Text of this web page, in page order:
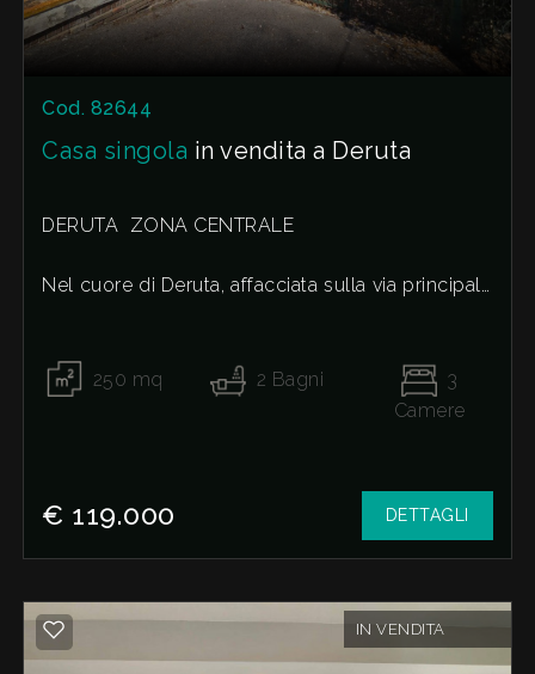
Cod. 82644
Casa singola in vendita a Deruta
DERUTA  ZONA CENTRALE
Nel cuore di Deruta, affacciata sulla via principale
che rappresenta una straordinaria opportunità
per chi desidera realizzare un'abitazione su
L'immobile, da ristrutturare internamente, si
presenta in buone condizioni strutturali, con tetto
consentendo di concentrare gli interventi sulla
personalizzazione degli spazi.
250 mq 2 Bagni
3
Camere
€ 119.000 DETTAGLI
IN VENDITA